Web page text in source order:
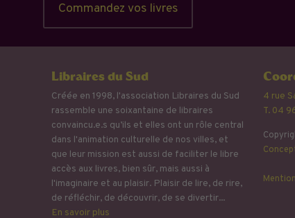
Commandez vos livres
Libraires du Sud
Créée en 1998, l'association Libraires du Sud
rassemble une soixantaine de libraires
convaincu.e.s qu’ils et elles ont un rôle central
dans l'animation culturelle de nos villes, et
que leur mission est aussi de faciliter le libre
accès aux livres, bien sûr, mais aussi à
l'imaginaire et au plaisir. Plaisir de lire, de rire,
de réfléchir, de découvrir, de se divertir...
En savoir plus
4 rue
T. 04